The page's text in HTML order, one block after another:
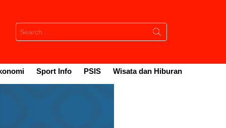
Search
for:
Sport Info PSIS Wisata dan Hiburan